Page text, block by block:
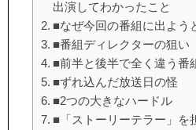
出演してわかったこと
■なぜ今回の番組に出よう
■番組ディレクターの狙い
■前半と後半で全く違う番
■ずれ込んだ放送日の怪
■2つの大きなハードル
■「ストーリーテラー」を